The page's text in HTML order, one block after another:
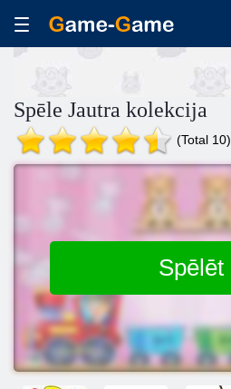
Spēle Jautra kolekcija
(Total 10)
Spēlēt